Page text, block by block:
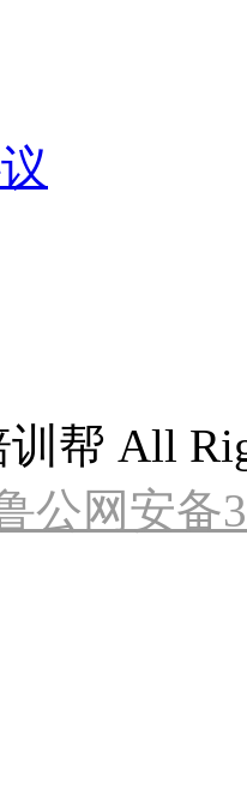
帮 All
公网安备